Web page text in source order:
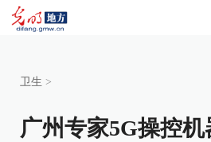
卫生 >
广州专家5G操控机